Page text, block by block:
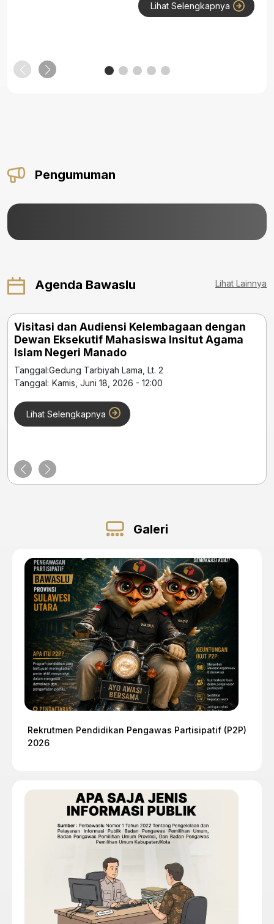
Lihat Selengkapnya
Pengumuman
Agenda Bawaslu
Visitasi dan Audiensi Kelembagaan dengan
Dewan Eksekutif Mahasiswa Insitut Agama
Islam Negeri Manado
Tanggal:Gedung Tarbiyah Lama, Lt. 2
Tanggal: Kamis, Juni 18, 2026 - 12:00
Lihat Selengkapnya
Lihat Lainnya
Galeri
Rekrutmen Pendidikan Pengawas Partisipatif (P2P)
2026